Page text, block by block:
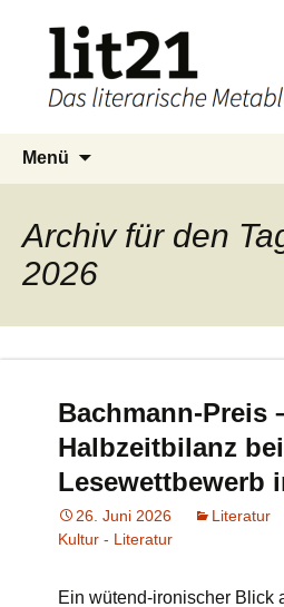
Menü
Archiv für den
2026
Bachmann-Preis
Halbzeitbilanz
Lesewettbewerb
26. Juni 2026 Literatur
Kultur - Literatur
Ein wütend-ironischer Blick